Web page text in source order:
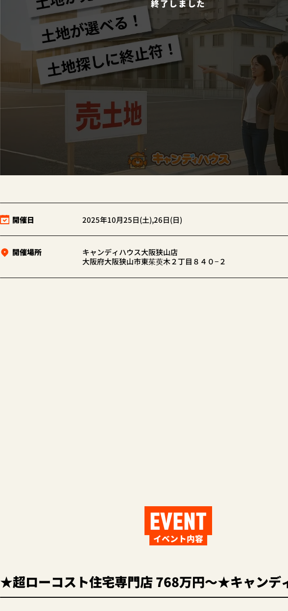
終了しました
開催日 2025年10月25日(土),26日(日)
開催場所
キャンディハウス大阪狭山店
大阪府大阪狭山市東茱萸木２丁目８４０−２
EVENT
イベント内容
★超ローコスト住宅専門店 768万円～★キャンデ